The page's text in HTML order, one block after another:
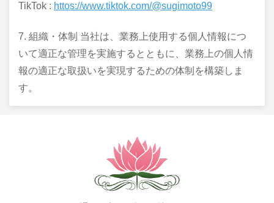
TikTok : httos://www.tiktok.com/@sugimoto99
7. 組織・体制 当社は、業務上使用する個人情報につ
いて適正な管理を実施するとともに、業務上の個人情
報の適正な取扱いを実現するための体制を構築しま
す。